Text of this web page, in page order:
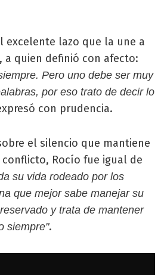
excelente lazo que la une a
a quien definió con afecto:
Pero uno debe ser muy
por eso trato de decir lo
con prudencia.
el silencio que mantiene
Rocío fue igual de
su vida rodeado por los
que mejor sabe manejar su
y trata de mantener
siempre".